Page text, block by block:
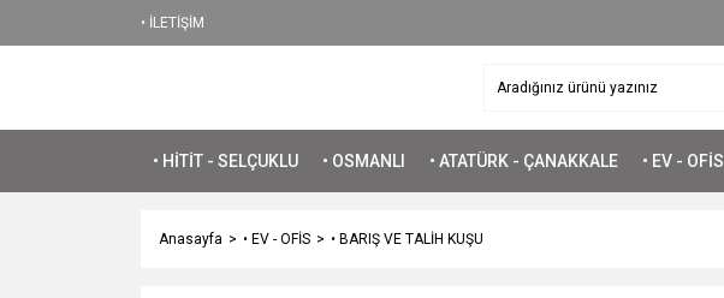
• İLETİŞİM
• HİTİT - SELÇUKLU • OSMANLI • ATATÜRK - ÇANAKKALE • EV - OFİS
Anasayfa • EV - OFİS • BARIŞ VE TALİH KUŞU